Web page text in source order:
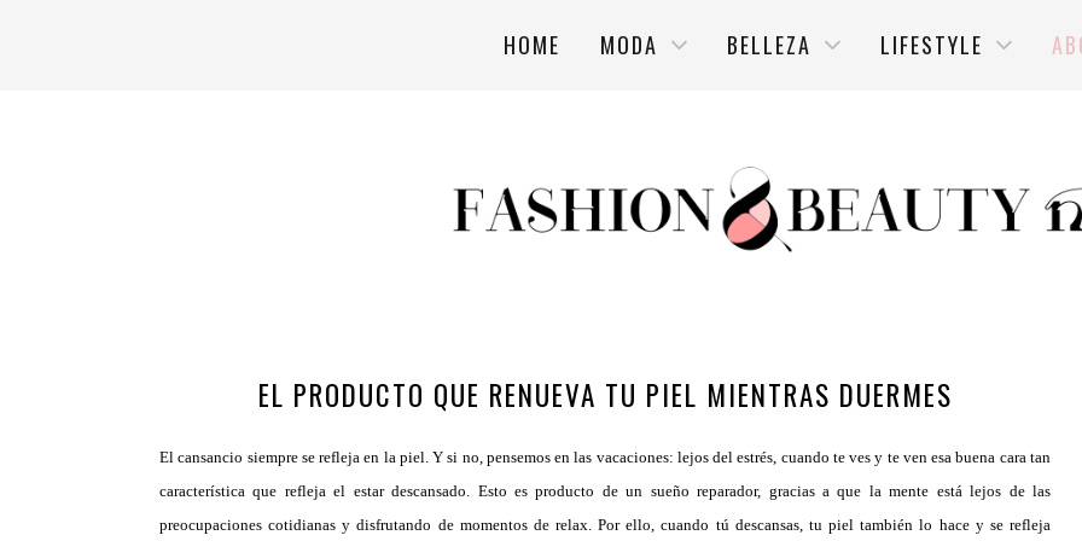
HOME MODA BELLEZA LIFESTYLE
EL PRODUCTO QUE RENUEVA TU PIEL MIENTRAS DUERMES
El cansancio siempre se refleja en la piel. Y si no, pensemos en las vacaciones: lejos del estrés, cuando te ves y te ven esa buena cara tan
característica que refleja el estar descansado. Esto es producto de un sueño reparador, gracias a que la mente está lejos de las
preocupaciones cotidianas y disfrutando de momentos de relax. Por ello, cuando tú descansas, tu piel también lo hace y se refleja